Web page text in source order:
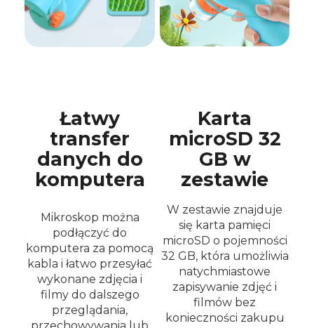
Łatwy
transfer
danych do
komputera
Karta
microSD 32
GB w
zestawie
Mikroskop można
podłączyć do
komputera za pomocą
kabla i łatwo przesyłać
wykonane zdjęcia i
filmy do dalszego
przeglądania,
W zestawie znajduje
się karta pamięci
microSD o pojemności
32 GB, która umożliwia
natychmiastowe
zapisywanie zdjęć i
filmów bez
konieczności zakupu